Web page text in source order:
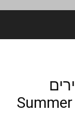
ותאריכים של משחקי Summer